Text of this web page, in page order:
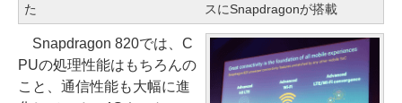
た
スにSnapdragonが搭載
Snapdragon 820では、C
PUの処理性能はもちろんの
こと、通信性能も大幅に進